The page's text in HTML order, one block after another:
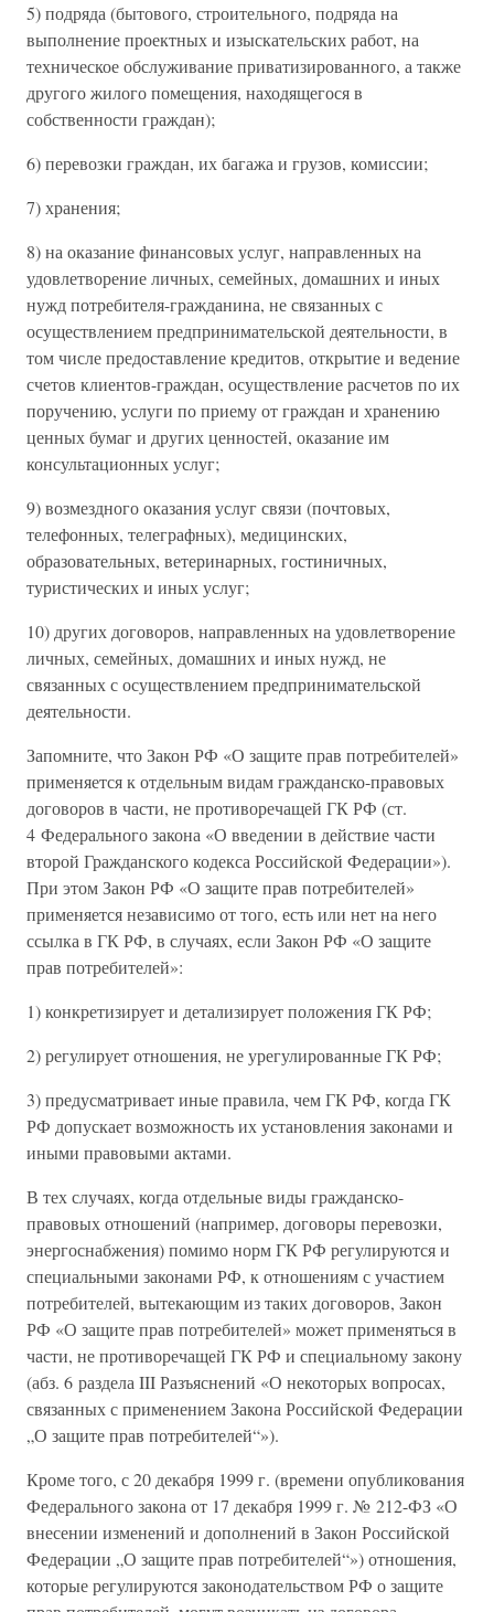
5) подряда (бытового, строительного, подряда на
выполнение проектных и изыскательских работ, на
техническое обслуживание приватизированного, а также
другого жилого помещения, находящегося в
собственности граждан);
6) перевозки граждан, их багажа и грузов, комиссии;
7) хранения;
8) на оказание финансовых услуг, направленных на
удовлетворение личных, семейных, домашних и иных
нужд потребителя-гражданина, не связанных с
осуществлением предпринимательской деятельности, в
том числе предоставление кредитов, открытие и ведение
счетов клиентов-граждан, осуществление расчетов по их
поручению, услуги по приему от граждан и хранению
ценных бумаг и других ценностей, оказание им
консультационных услуг;
9) возмездного оказания услуг связи (почтовых,
телефонных, телеграфных), медицинских,
образовательных, ветеринарных, гостиничных,
туристических и иных услуг;
10) других договоров, направленных на удовлетворение
личных, семейных, домашних и иных нужд, не
связанных с осуществлением предпринимательской
деятельности.
Запомните, что Закон РФ «О защите прав потребителей»
применяется к отдельным видам гражданско-правовых
договоров в части, не противоречащей ГК РФ (ст.
4 Федерального закона «О введении в действие части
второй Гражданского кодекса Российской Федерации»).
При этом Закон РФ «О защите прав потребителей»
применяется независимо от того, есть или нет на него
ссылка в ГК РФ, в случаях, если Закон РФ «О защите
прав потребителей»:
1) конкретизирует и детализирует положения ГК РФ;
2) регулирует отношения, не урегулированные ГК РФ;
3) предусматривает иные правила, чем ГК РФ, когда ГК
РФ допускает возможность их установления законами и
иными правовыми актами.
В тех случаях, когда отдельные виды гражданско-
правовых отношений (например, договоры перевозки,
энергоснабжения) помимо норм ГК РФ регулируются и
специальными законами РФ, к отношениям с участием
потребителей, вытекающим из таких договоров, Закон
РФ «О защите прав потребителей» может применяться в
части, не противоречащей ГК РФ и специальному закону
(абз. 6 раздела III Разъяснений «О некоторых вопросах,
связанных с применением Закона Российской Федерации
„О защите прав потребителей“»).
Кроме того, с 20 декабря 1999 г. (времени опубликования
Федерального закона от 17 декабря 1999 г. № 212-ФЗ «О
внесении изменений и дополнений в Закон Российской
Федерации „О защите прав потребителей“») отношения,
которые регулируются законодательством РФ о защите